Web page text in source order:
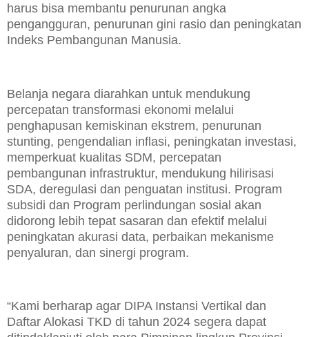
harus bisa membantu penurunan angka
pengangguran, penurunan gini rasio dan peningkatan
Indeks Pembangunan Manusia.
Belanja negara diarahkan untuk mendukung
percepatan transformasi ekonomi melalui
penghapusan kemiskinan ekstrem, penurunan
stunting, pengendalian inflasi, peningkatan investasi,
memperkuat kualitas SDM, percepatan
pembangunan infrastruktur, mendukung hilirisasi
SDA, deregulasi dan penguatan institusi. Program
subsidi dan Program perlindungan sosial akan
didorong lebih tepat sasaran dan efektif melalui
peningkatan akurasi data, perbaikan mekanisme
penyaluran, dan sinergi program.
“Kami berharap agar DIPA Instansi Vertikal dan
Daftar Alokasi TKD di tahun 2024 segera dapat